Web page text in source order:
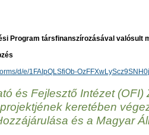
Program társfinanszírozásával valósult
d/e/1FAIpQLSfiOb-
és Fejlesztő Intézet (OFI)
keretében
és a Magyar